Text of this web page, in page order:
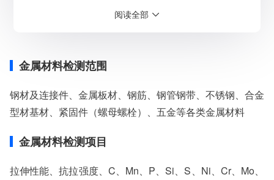
服务模式：快递寄样、现场取样、人工送样
服务对象：企事业单位、高等院校、科研院所
断优化、司法服务
检测标准：国家标准、行业标准、企业标准、地方标准、国
阅读全部
金属材料检测范围
钢材及连接件、金属板材、钢筋、钢管钢带、不锈钢、合金
型材基材、紧固件（螺母螺栓）、五金等各类金属材料
金属材料检测项目
拉伸性能、抗拉强度、C、Mn、P、Si、S、Ni、Cr、Mo、